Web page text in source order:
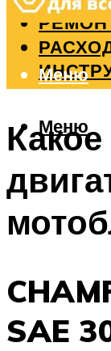
Меню
Меню
SAE